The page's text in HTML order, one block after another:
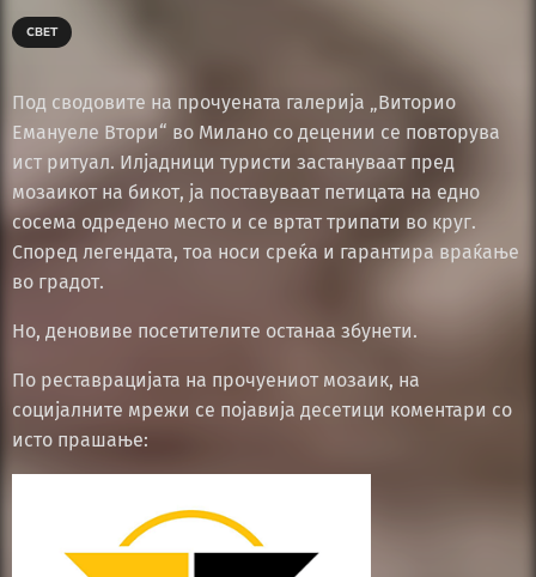
СВЕТ
Под сводовите на прочуената галерија „Виторио
Емануеле Втори“ во Милано со децении се повторува
ист ритуал. Илјадници туристи застануваат пред
мозаикот на бикот, ја поставуваат петицата на едно
сосема одредено место и се вртат трипати во круг.
Според легендата, тоа носи среќа и гарантира враќање
во градот.
Но, деновиве посетителите останаа збунети.
По реставрацијата на прочуениот мозаик, на
социјалните мрежи се појавија десетици коментари со
исто прашање: